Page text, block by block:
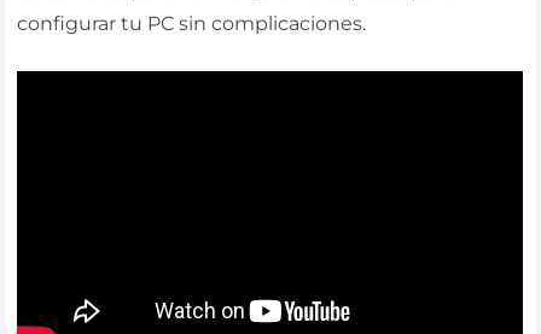
configurar tu PC sin complicaciones.